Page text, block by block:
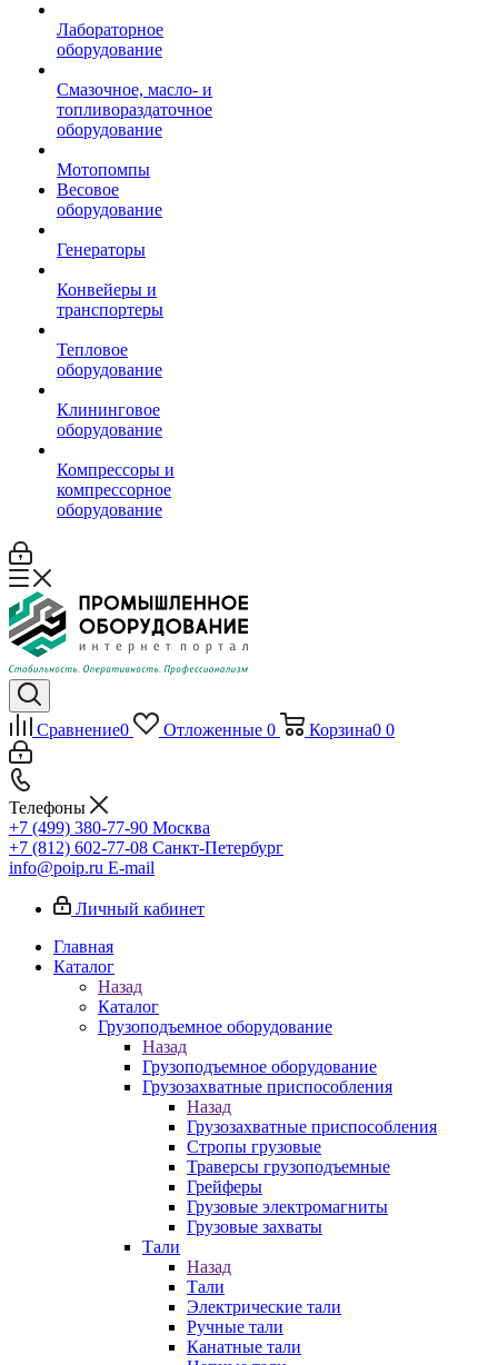
Лабораторное
оборудование
Смазочное, масло- и
топливораздаточное
оборудование
Мотопомпы
Весовое
оборудование
Генераторы
Конвейеры и
транспортеры
Тепловое
оборудование
Клининговое
оборудование
Компрессоры и
компрессорное
оборудование
Сравнение0 Отложенные 0 Корзина0 0
Телефоны
+7 (499) 380-77-90 Москва
+7 (812) 602-77-08 Санкт-Петербург
info@poip.ru E-mail
Личный кабинет
Главная
Каталог
Назад
Каталог
Грузоподъемное оборудование
Назад
Грузоподъемное оборудование
Грузозахватные приспособления
Назад
Грузозахватные приспособления
Стропы грузовые
Траверсы грузоподъемные
Грейферы
Грузовые электромагниты
Грузовые захваты
Тали
Назад
Тали
Электрические тали
Ручные тали
Канатные тали